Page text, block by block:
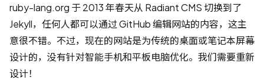
ruby-lang.org 于 2013 年春天从 Radiant CMS 切换到了
Jekyll，任何人都可以通过 GitHub 编辑网站的内容，这主
意很不错。不过，现在的网站是为传统的桌面或笔记本屏幕
设计的，没有针对智能手机和平板电脑优化。我们需要重新
设计！